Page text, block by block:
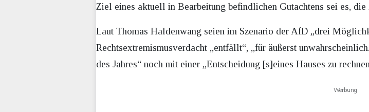
Ziel eines aktuell in Bearbeitung befindlichen Gutachtens sei es,
Laut Thomas Haldenwang seien im Szenario der AfD „drei
Rechtsextremismusverdacht „entfällt“, „für äußerst
des Jahres“ noch mit einer „Entscheidung [s]eines Hauses zu
Werbung